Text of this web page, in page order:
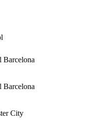
Barcelona
Barcelona
City